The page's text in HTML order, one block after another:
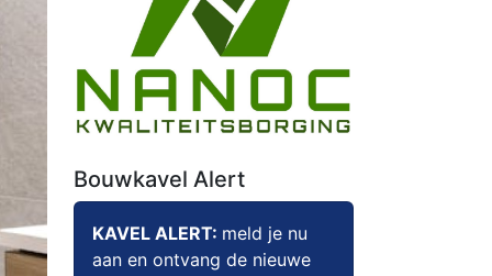
Bouwkavel Alert
KAVEL ALERT: meld je nu
aan en ontvang de nieuwe